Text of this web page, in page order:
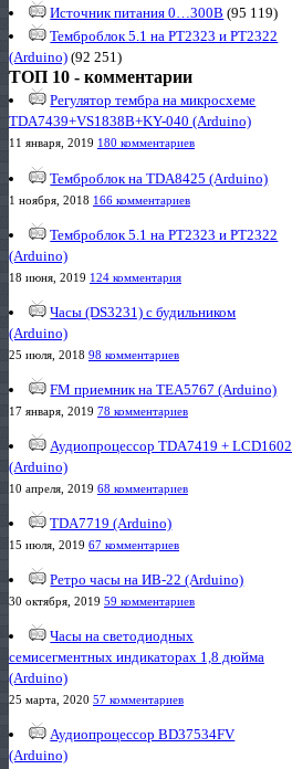
Источник питания 0…300В (95 119)
Темброблок 5.1 на PT2323 и PT2322
(Arduino) (92 251)
ТОП 10 - комментарии
Регулятор тембра на микросхеме
TDA7439+VS1838B+KY-040 (Arduino)
11 января, 2019 180 комментариев
Темброблок на TDA8425 (Arduino)
1 ноября, 2018 166 комментариев
Темброблок 5.1 на PT2323 и PT2322
(Arduino)
18 июня, 2019 124 комментария
Часы (DS3231) с будильником
(Arduino)
25 июля, 2018 98 комментариев
FM приемник на TEA5767 (Arduino)
17 января, 2019 78 комментариев
Аудиопроцессор TDA7419 + LCD1602
(Arduino)
10 апреля, 2019 68 комментариев
TDA7719 (Arduino)
15 июля, 2019 67 комментариев
Ретро часы на ИВ-22 (Arduino)
30 октября, 2019 59 комментариев
Часы на светодиодных
семисегментных индикаторах 1,8 дюйма
(Arduino)
25 марта, 2020 57 комментариев
Аудиопроцессор BD37534FV
(Arduino)